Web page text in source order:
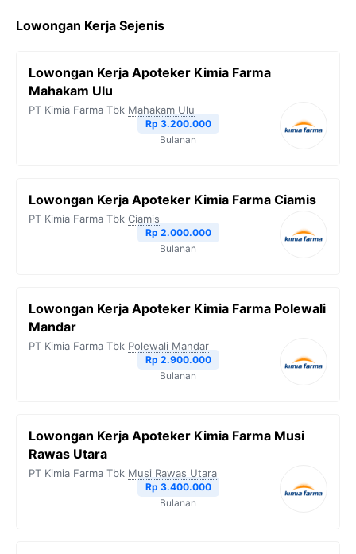
Lowongan Kerja Sejenis
Lowongan Kerja Apoteker Kimia Farma
Mahakam Ulu
PT Kimia Farma Tbk Mahakam Ulu
Rp 3.200.000
Bulanan
Lowongan Kerja Apoteker Kimia Farma Ciamis
PT Kimia Farma Tbk Ciamis
Rp 2.000.000
Bulanan
Lowongan Kerja Apoteker Kimia Farma Polewali
Mandar
PT Kimia Farma Tbk Polewali Mandar
Rp 2.900.000
Bulanan
Lowongan Kerja Apoteker Kimia Farma Musi
Rawas Utara
PT Kimia Farma Tbk Musi Rawas Utara
Rp 3.400.000
Bulanan